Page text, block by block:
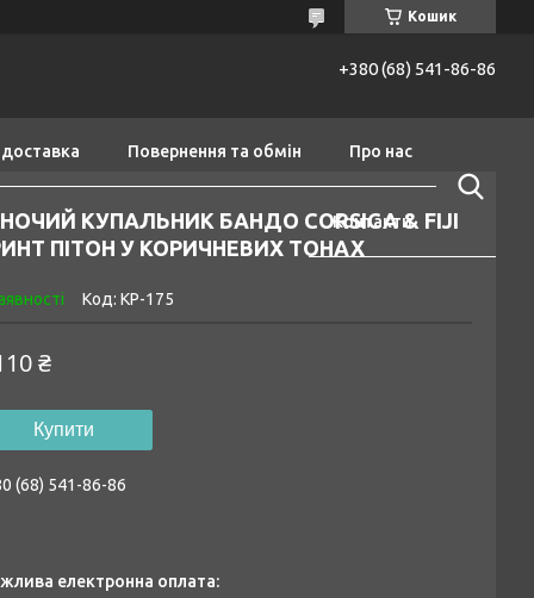
Кошик
+380 (68) 541-86-86
Повернення та обмін Про нас
Контакти
КУПАЛЬНИК БАНДО CORSICA & FIJI
ПІТОН У КОРИЧНЕВИХ ТОНАХ
Код: КР-175
₴
Купити
(68) 541-86-86